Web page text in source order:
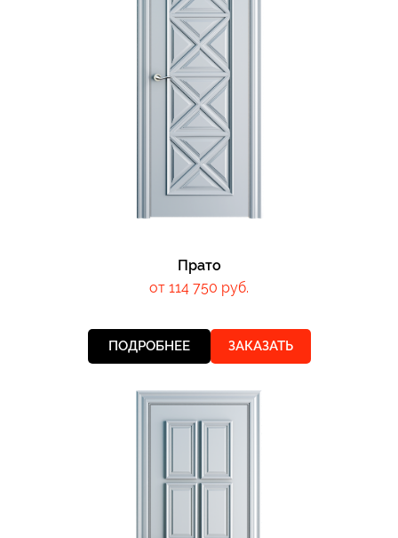
Прато
от 114 750 руб.
ПОДРОБНЕЕ ЗАКАЗАТЬ